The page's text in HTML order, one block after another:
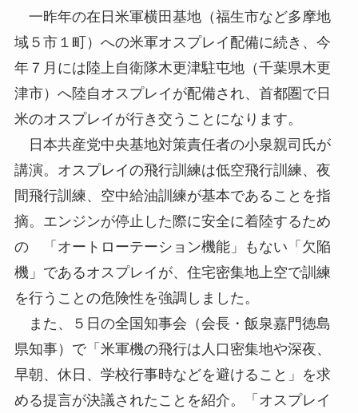
一昨年の在日米軍横田基地（福生市など多摩地
域５市１町）への米軍オスプレイ配備に続き、今
年７月には陸上自衛隊木更津駐屯地（千葉県木更
津市）へ陸自オスプレイが配備され、首都圏で日
米のオスプレイが行き交うことになります。
日本共産党中央基地対策責任者の小泉親司氏が
講演。オスプレイの飛行訓練は低空飛行訓練、夜
間飛行訓練、空中給油訓練が基本であることを指
摘。エンジンが停止した際に安全に着陸するため
の 「オートローテーション機能」もない「欠陥
機」であるオスプレイが、住宅密集地上空で訓練
を行うことの危険性を強調しました。
また、５日の全国知事会（会長・飯泉嘉門徳島
県知事）で「米軍機の飛行は人口密集地や深夜、
早朝、休日、学校行事時などを避けること」を求
める提言が決議されたことを紹介。「オスプレイ